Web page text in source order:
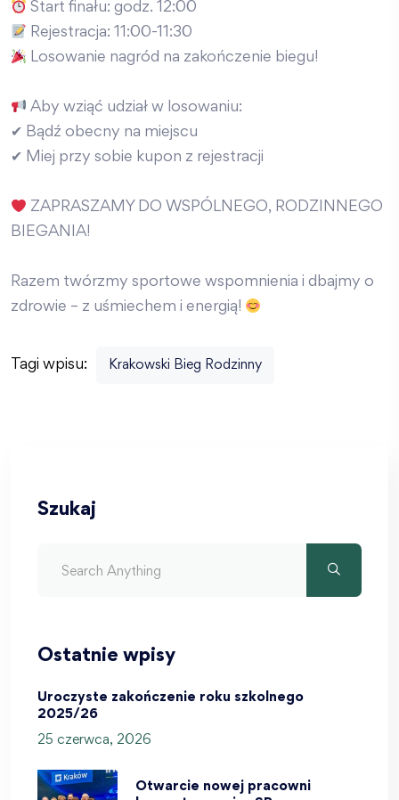
Start finału: godz. 12:00
Rejestracja: 11:00-11:30
Losowanie nagród na zakończenie biegu!
Aby wziąć udział w losowaniu:
✔ Bądź obecny na miejscu
✔ Miej przy sobie kupon z rejestracji
ZAPRASZAMY DO WSPÓLNEGO, RODZINNEGO
BIEGANIA!
Razem twórzmy sportowe wspomnienia i dbajmy o
zdrowie – z uśmiechem i energią!
Tagi wpisu: Krakowski Bieg Rodzinny
Szukaj
Ostatnie wpisy
Uroczyste zakończenie roku szkolnego
2025/26
25 czerwca, 2026
Otwarcie nowej pracowni